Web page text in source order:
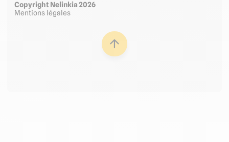
Copyright Nelinkia 2026
Mentions légales